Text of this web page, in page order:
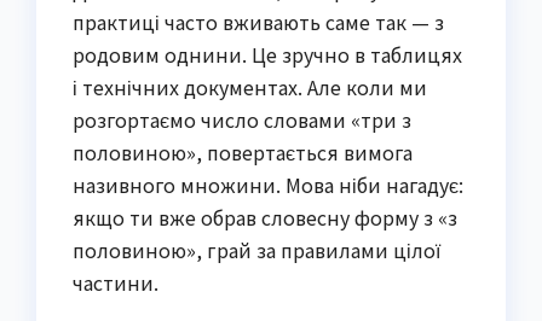
практиці часто вживають саме так — з
родовим однини. Це зручно в таблицях
і технічних документах. Але коли ми
розгортаємо число словами «три з
половиною», повертається вимога
називного множини. Мова ніби нагадує:
якщо ти вже обрав словесну форму з «з
половиною», грай за правилами цілої
частини.